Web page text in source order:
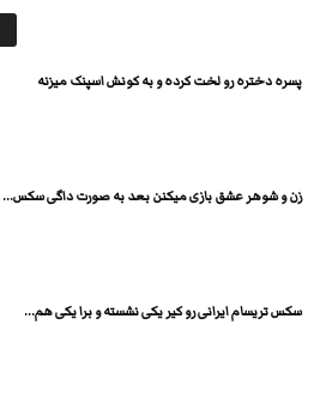
پسره دختره رو لخت کرده و به کونش اسپنک میزنه
زن و شوهر عشق بازی میکنن بعد به صورت داگی سکس...
سکس تریسام ایرانی رو کیر یکی نشسته و برا یکی هم...